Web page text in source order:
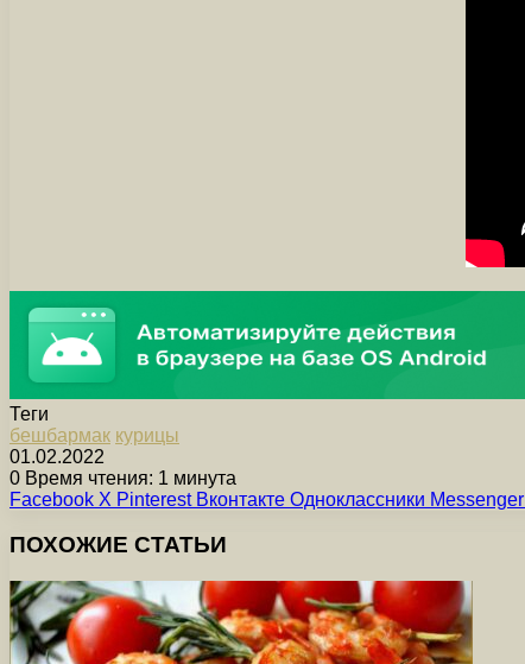
Теги
бешбармак курицы
01.02.2022
0 Время чтения: 1 минута
Facebook X Pinterest Вконтакте Одноклассники Messenger
ПОХОЖИЕ СТАТЬИ